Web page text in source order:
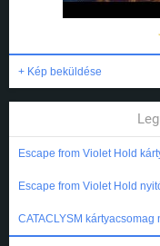
+ Kép beküldése
Escape from Violet Hold
Escape from Violet Hold
CATACLYSM kártyacsomag